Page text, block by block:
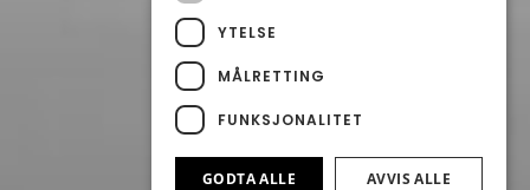
YTELSE
MÅLRETTING
FUNKSJONALITET
GODTA ALLE AVVIS ALLE